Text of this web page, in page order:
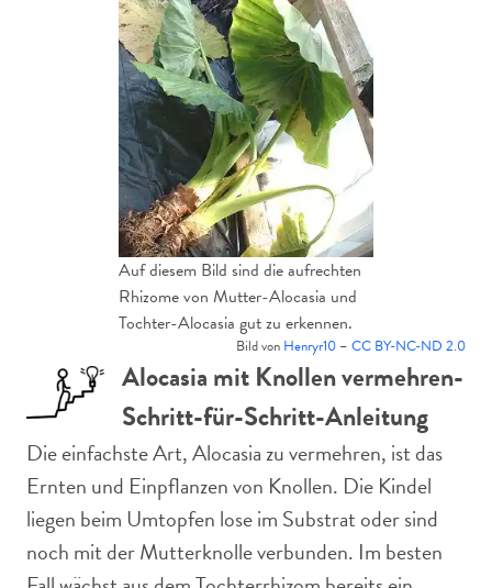
Auf diesem Bild sind die aufrechten
Rhizome von Mutter-Alocasia und
Tochter-Alocasia gut zu erkennen.
Bild von Henryr10 – CC BY-NC-ND 2.0
Alocasia mit Knollen vermehren-
Schritt-für-Schritt-Anleitung
Die einfachste Art, Alocasia zu vermehren, ist das
Ernten und Einpflanzen von Knollen. Die Kindel
liegen beim Umtopfen lose im Substrat oder sind
noch mit der Mutterknolle verbunden. Im besten